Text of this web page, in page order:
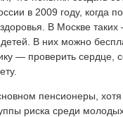
в 2009 году, когда
В Москве
В них можно
— проверить сердце,
пенсионеры, хотя
риска среди